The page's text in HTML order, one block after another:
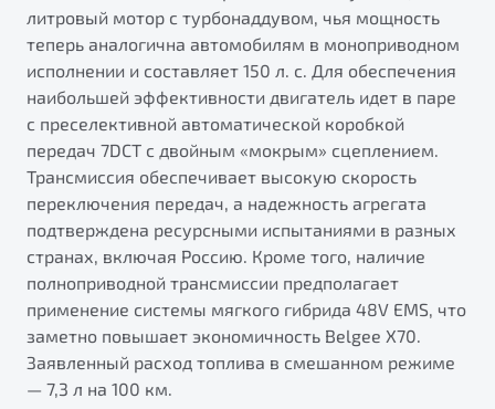
Универсальный кроссовер
от 2 499 990 ₽*
Обзор В наличии
Автокредит
Спецпредложения
Запись на сервис
Калькулятор ТО
Клиентская поддержка
литровый мотор с турбонаддувом, чья мощность
теперь аналогична автомобилям в моноприводном
исполнении и составляет 150 л. с. Для обеспечения
наибольшей эффективности двигатель идет в паре
с преселективной автоматической коробкой
передач 7DCT с двойным «мокрым» сцеплением.
Трансмиссия обеспечивает высокую скорость
переключения передач, а надежность агрегата
подтверждена ресурсными испытаниями в разных
странах, включая Россию. Кроме того, наличие
полноприводной трансмиссии предполагает
применение системы мягкого гибрида 48V EMS, что
заметно повышает экономичность Belgee X70.
Заявленный расход топлива в смешанном режиме
— 7,3 л на 100 км.